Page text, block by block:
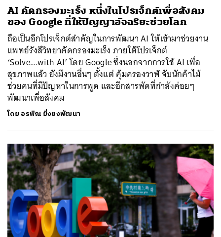
AI คัดกรองมะเร็ง หนึ่งในโปรเจ็กต์เพื่อสังคม
ของ Google ที่ให้ปัญญาอัจฉริยะช่วยโลก
ถือเป็นอีกโปรเจ็กต์สำคัญในการพัฒนา AI ให้เข้ามาช่วยงาน
แพทย์รังสีวิทยาคัดกรองมะเร็ง ภายใต้โปรเจ็กต์
‘Solve….with AI’ โดย Google ซึ่งนอกจากการใช้ AI เพื่อ
สุขภาพแล้ว ยังมีงานอื่นๆ ตั้งแต่ คุ้มครองวาฬ จับนักค้าไม้
ช่วยคนที่มีปัญหาในการพูด และอีกสารพัดที่กำลังค่อยๆ
พัฒนาเพื่อสังคม
โดย อรพิณ ยิ่งยงพัฒนา